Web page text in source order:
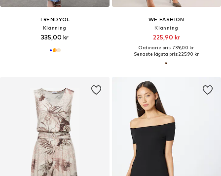
TRENDYOL
Klänning
335,00 kr
WE FASHION
Klänning
225,90 kr
Ordinarie pris: 739,00 kr
Senaste lägsta pris:225,90 kr